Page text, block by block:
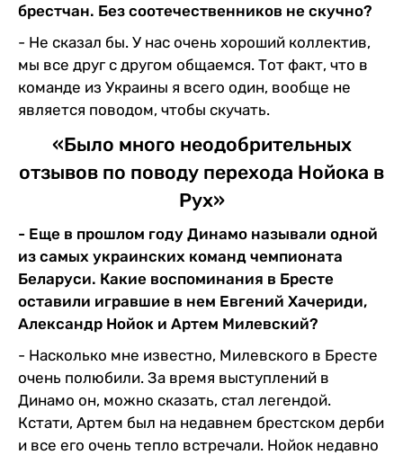
брестчан. Без соотечественников не скучно?
- Не сказал бы. У нас очень хороший коллектив,
мы все друг с другом общаемся. Тот факт, что в
команде из Украины я всего один, вообще не
является поводом, чтобы скучать.
«Было много неодобрительных
отзывов по поводу перехода Нойока в
Рух»
- Еще в прошлом году Динамо называли одной
из самых украинских команд чемпионата
Беларуси. Какие воспоминания в Бресте
оставили игравшие в нем Евгений Хачериди,
Александр Нойок и Артем Милевский?
- Насколько мне известно, Милевского в Бресте
очень полюбили. За время выступлений в
Динамо он, можно сказать, стал легендой.
Кстати, Артем был на недавнем брестском дерби
и все его очень тепло встречали. Нойок недавно